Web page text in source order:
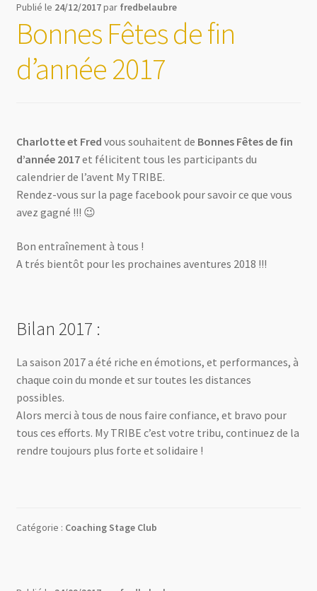
Publié le 24/12/2017par fredbelaubre
Bonnes Fêtes de fin
d’année 2017
Charlotte et Fred vous souhaitent de Bonnes Fêtes de fin
d’année 2017et félicitent tous les participants du
calendrier de l’avent My TRIBE.
Rendez-vous sur la page facebook pour savoir ce que vous
avez gagné !!! 😉
Bon entraînement à tous !
A trés bientôt pour les prochaines aventures 2018 !!!
Bilan 2017 :
La saison 2017 a été riche en émotions, et performances, à
chaque coin du monde et sur toutes les distances
possibles.
Alors merci à tous de nous faire confiance, et bravo pour
tous ces efforts. My TRIBE c’est votre tribu, continuez de la
rendre toujours plus forte et solidaire !
Catégorie : Coaching Stage Club